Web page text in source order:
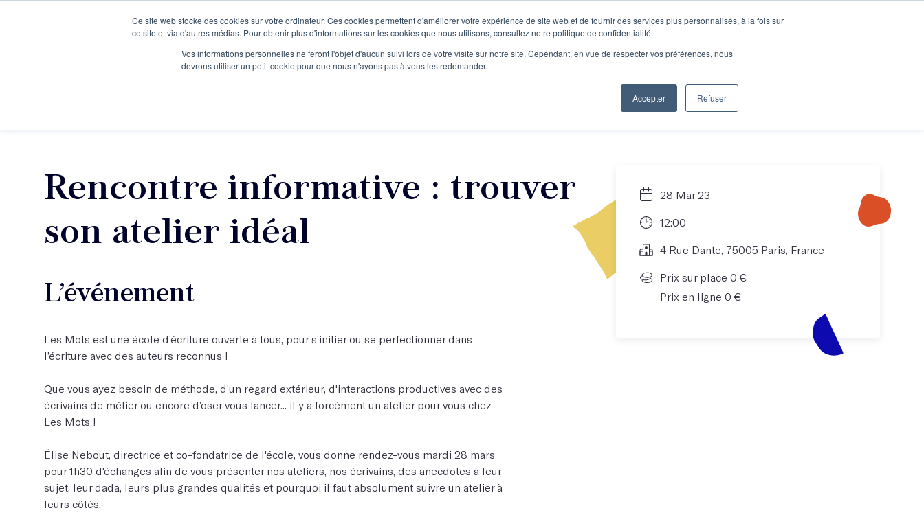
Ce site web stocke des cookies sur votre ordinateur. Ces cookies permettent d'améliorer votre expérience de site web et de fournir des services plus personnalisés, à la fois sur
ce site et via d'autres médias. Pour obtenir plus d'informations sur les cookies que nous utilisons, consultez notre politique de confidentialité.
Vos informations personnelles ne feront l'objet d'aucun suivi lors de votre visite sur notre site. Cependant, en vue de respecter vos préférences, nous
devrons utiliser un petit cookie pour que nous n'ayons pas à vous les redemander.
Accepter Refuser
Je participe à une session d’information Le podcast L'infolettre Se connecter Je découvre les ateliers
Entreprises
28 Mar 23
12:00
4 Rue Dante, 75005 Paris, France
Prix sur place 0 €
Prix en ligne 0 €
Rencontre informative : trouver
son atelier idéal
L’événement
Les Mots est une école d’écriture ouverte à tous, pour s’initier ou se perfectionner dans
l’écriture avec des auteurs reconnus !
Que vous ayez besoin de méthode, d’un regard extérieur, d'interactions productives avec des
écrivains de métier ou encore d’oser vous lancer... il y a forcément un atelier pour vous chez
Les Mots !
Élise Nebout, directrice et co-fondatrice de l'école, vous donne rendez-vous mardi 28 mars
pour 1h30 d'échanges afin de vous présenter nos ateliers, nos écrivains, des anecdotes à leur
sujet, leur dada, leurs plus grandes qualités et pourquoi il faut absolument suivre un atelier à
leurs côtés.